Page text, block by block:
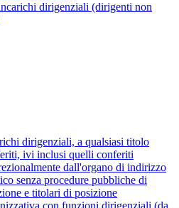
dirigenziali (dirigenti non
dirigenziali, a qualsiasi titolo
ivi inclusi quelli conferiti
dall'organo di indirizzo
senza procedure pubbliche di
e titolari di posizione